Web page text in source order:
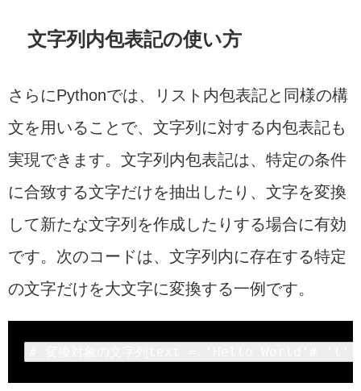
文字列内包表記の使い方
さらにPythonでは、リスト内包表記と同様の構
文を用いることで、文字列に対する内包表記も
実現できます。文字列内包表記は、特定の条件
に合致する文字だけを抽出したり、文字を変換
して新たな文字列を作成したりする場合に有効
です。次のコードは、文字列内に存在する特定
の文字だけを大文字に変換する一例です。